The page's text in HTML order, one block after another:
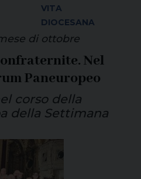
VITA
DIOCESANA
di ottobre
Nel
Paneuropeo
corso della
della Settimana